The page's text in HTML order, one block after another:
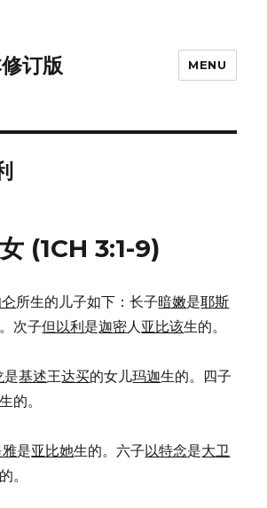
订版 MENU
(1CH 3:1-9)
所生的儿子如下：长子暗嫩是耶斯
次子但以利是迦密人亚比该生的。
是基述王达买的女儿玛迦生的。四子
生的。
是亚比她生的。六子以特念是大卫
。